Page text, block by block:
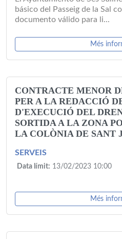
básico del Passeig de la Sal
documento válido para li...
Més
CONTRACTE MENOR
PER A LA REDACCIÓ
D'EXECUCIÓ DEL
SORTIDA A LA ZONA
LA COLÒNIA DE SANT
SERVEIS
Data límit: 13/02/2023 10:00
Més